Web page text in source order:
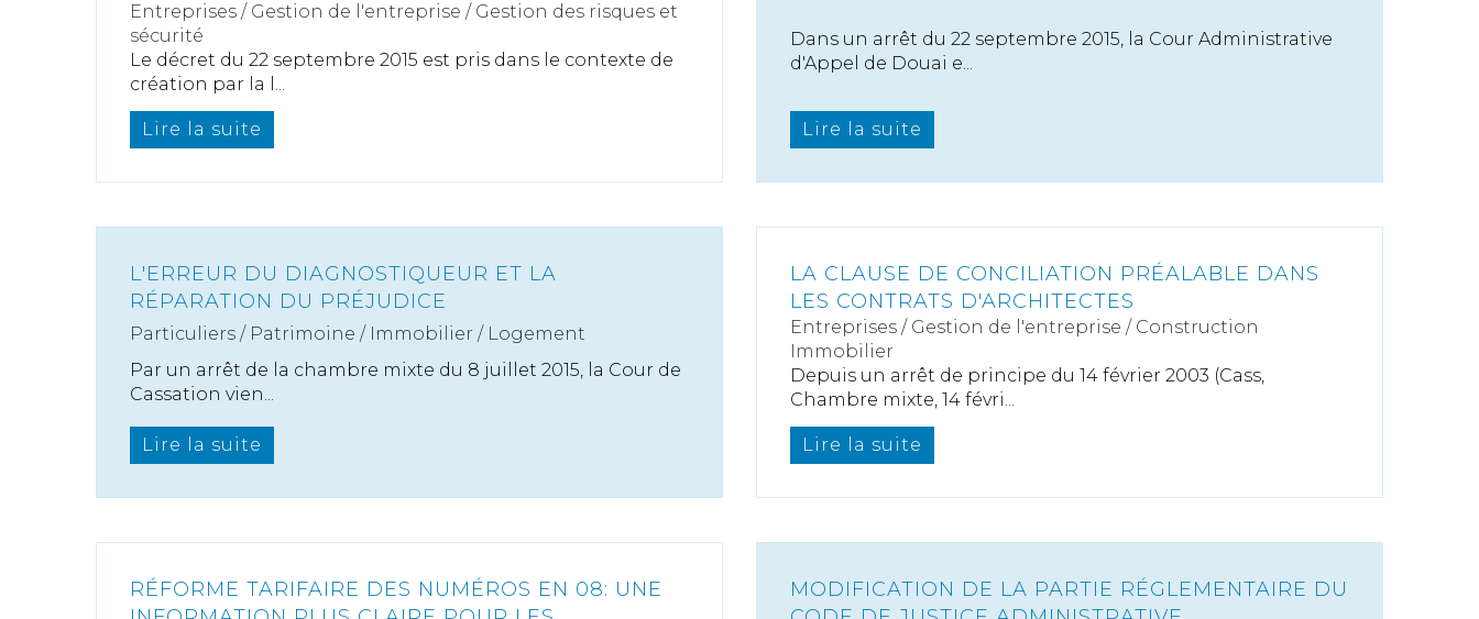
Entreprises / Gestion de l'entreprise / Gestion des risques et
sécurité
Le décret du 22 septembre 2015 est pris dans le contexte de
création par la l...
Lire la suite
Dans un arrêt du 22 septembre 2015, la Cour Administrative
d'Appel de Douai e...
Lire la suite
L'ERREUR DU DIAGNOSTIQUEUR ET LA
RÉPARATION DU PRÉJUDICE
Particuliers / Patrimoine / Immobilier / Logement
Par un arrêt de la chambre mixte du 8 juillet 2015, la Cour de
Cassation vien...
Lire la suite
LA CLAUSE DE CONCILIATION PRÉALABLE DANS
LES CONTRATS D'ARCHITECTES
Entreprises / Gestion de l'entreprise / Construction
Immobilier
Depuis un arrêt de principe du 14 février 2003 (Cass,
Chambre mixte, 14 févri...
Lire la suite
RÉFORME TARIFAIRE DES NUMÉROS EN 08: UNE
MODIFICATION DE LA PARTIE RÉGLEMENTAIRE DU